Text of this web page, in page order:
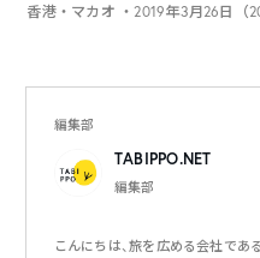
香港・マカオ ・2019年3月26日（
編集部
TABIPPO.NET
編集部
こんにちは、旅を広める会社であ